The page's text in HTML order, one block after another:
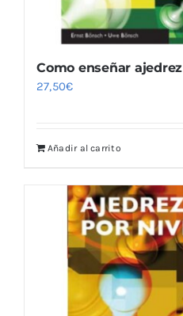
Como enseñar ajedrez
27,50€
Añadir al carrito